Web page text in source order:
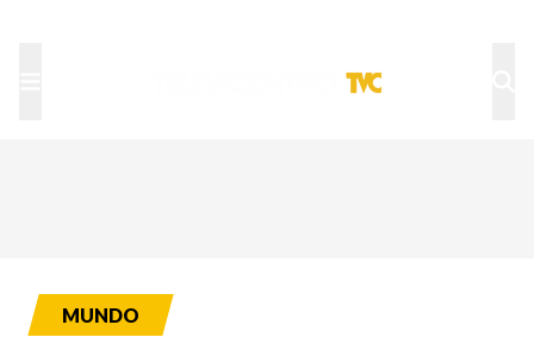
MUNDO